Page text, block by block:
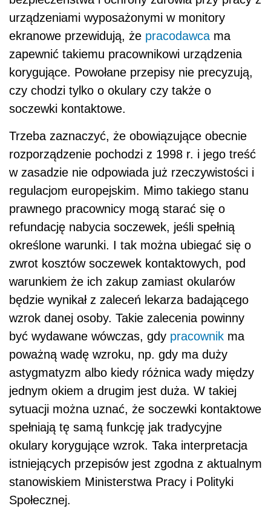
urządzeniami wyposażonymi w monitory
ekranowe przewidują, że pracodawca ma
zapewnić takiemu pracownikowi urządzenia
korygujące. Powołane przepisy nie precyzują,
czy chodzi tylko o okulary czy także o
soczewki kontaktowe.
Trzeba zaznaczyć, że obowiązujące obecnie
rozporządzenie pochodzi z 1998 r. i jego treść
w zasadzie nie odpowiada już rzeczywistości i
regulacjom europejskim. Mimo takiego stanu
prawnego pracownicy mogą starać się o
refundację nabycia soczewek, jeśli spełnią
określone warunki. I tak można ubiegać się o
zwrot kosztów soczewek kontaktowych, pod
warunkiem że ich zakup zamiast okularów
będzie wynikał z zaleceń lekarza badającego
wzrok danej osoby. Takie zalecenia powinny
być wydawane wówczas, gdy pracownik ma
poważną wadę wzroku, np. gdy ma duży
astygmatyzm albo kiedy różnica wady między
jednym okiem a drugim jest duża. W takiej
sytuacji można uznać, że soczewki kontaktowe
spełniają tę samą funkcję jak tradycyjne
okulary korygujące wzrok. Taka interpretacja
istniejących przepisów jest zgodna z aktualnym
stanowiskiem Ministerstwa Pracy i Polityki
Społecznej.